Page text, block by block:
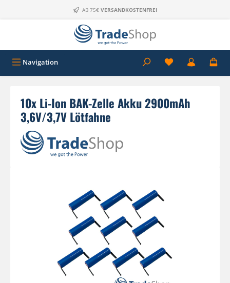
Zum Hauptinhalt springenAB 75€ VERSANDKOSTENFREI
Navigation
10x Li-Ion BAK-Zelle Akku 2900mAh
3,6V/3,7V Lötfahne